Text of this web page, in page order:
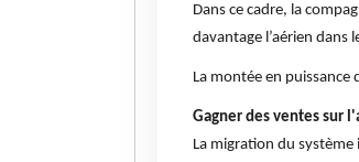
Dans ce cadre, la
davantage l’aérien dans
La montée en
Gagner des ventes sur
La migration du